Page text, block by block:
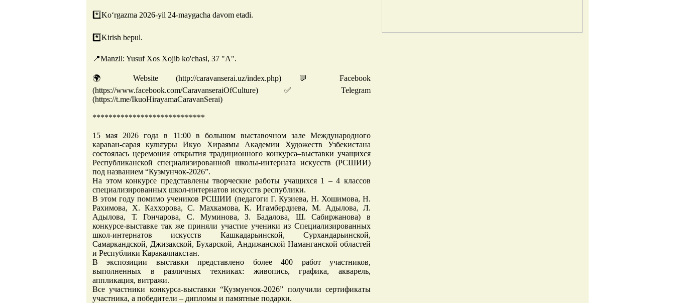
*️⃣Ko‘rgazma 2026-yil 24-maygacha davom etadi.
*️⃣Kirish bepul.
📍Manzil: Yusuf Xos Xojib ko'chasi, 37 "A".
🌍 Website (http://caravanserai.uz/index.php) 💬 Facebook
(https://www.facebook.com/CaravanseraiOfCulture) ✅ Telegram
(https://t.me/IkuoHirayamaCaravanSerai)
****************************
15 мая 2026 года в 11:00 в большом выставочном зале Международного
караван-сарая культуры Икуо Хираямы Академии Художеств Узбекистана
состоялась церемония открытия традиционного конкурса–выставки учащихся
Республиканской специализированной школы-интерната искусств (РСШИИ)
под названием “Кузмунчок-2026”.
На этом конкурсе представлены творческие работы учащихся 1 – 4 классов
специализированных школ-интернатов искусств республики.
В этом году помимо учеников РСШИИ (педагоги Г. Кузиева, Н. Хошимова, Н.
Рахимова, Х. Каххоровa, С. Махкамова, К. Игамбердиева, М. Адылова, Л.
Адылова, Т. Гончарова, С. Муминова, З. Бадалова, Ш. Сабиржанова) в
конкурсе-выставке так же приняли участие ученики из Специализированных
школ-интернатов искусств Кашкадарьинской, Сурхандарьинской,
Самаркандской, Джизакской, Бухарской, Андижанской Наманганской областей
и Республики Каракалпакстан.
В экспозиции выставки представлено более 400 работ участников,
выполненных в различных техниках: живопись, графика, акварель,
аппликация, витражи.
Все участники конкурса-выставки “Кузмунчок-2026” получили сертификаты
участника, а победители – дипломы и памятные подарки.